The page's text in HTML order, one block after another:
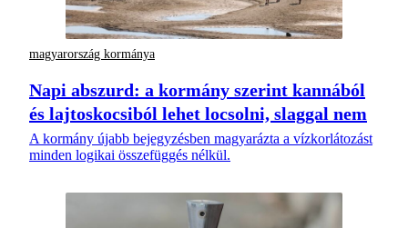
magyarország kormánya
Napi abszurd: a kormány szerint kannából
és lajtoskocsiból lehet locsolni, slaggal nem
A kormány újabb bejegyzésben magyarázta a vízkorlátozást
minden logikai összefüggés nélkül.